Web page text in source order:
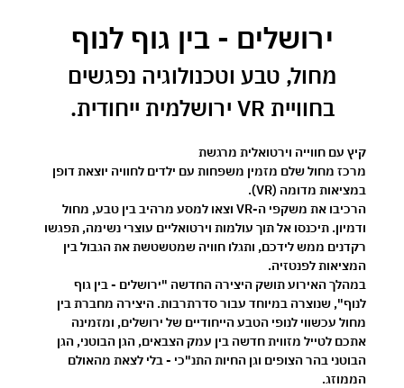
ירושלים - בין גוף לנוף
מחול, טבע וטכנולוגיה נפגשים
בחוויית VR ירושלמית ייחודית.
קיץ עם חווייה וירטואלית מרגשת
מרכז מחול שלם מזמין משפחות עם ילדים לחוויה יוצאת דופן
במציאות מדומה (VR).
הרכיבו את משקפי ה-VR וצאו למסע מרהיב בין טבע, מחול
ודמיון. תיכנסו אל תוך עולמות וירטואליים עוצרי נשימה, תפגשו
רקדנים ממש לידכם, ותגלו חוויה שמטשטשת את הגבול בין
המציאות לפנטזיה.
במהלך האירוע תושק היצירה החדשה "ירושלים - בין גוף
לנוף", שנוצרה במיוחד עבור סדרתרבות. היצירה מחברת בין
מחול עכשווי לנופי הטבע הייחודיים של ירושלים, ומזמינה
אתכם לטייל מזווית חדשה בין עמק הצבאים, הגן הבוטני, הגן
הבוטני בהר הצופים וגן החיות התנ"כי - בלי לצאת מהאולם
הממוזג.